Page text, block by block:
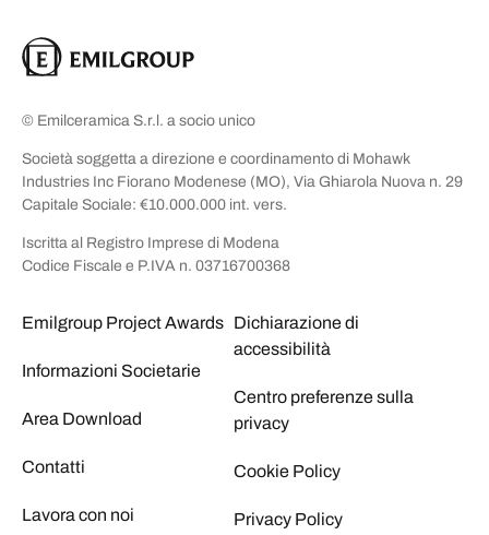
© Emilceramica S.r.l. a socio unico
Società soggetta a direzione e coordinamento di Mohawk
Industries Inc Fiorano Modenese (MO), Via Ghiarola Nuova n. 29
Capitale Sociale: €10.000.000 int. vers.
Iscritta al Registro Imprese di Modena
Codice Fiscale e P.IVA n. 03716700368
Emilgroup Project Awards
Informazioni Societarie
Area Download
Contatti
Lavora con noi
Dichiarazione di
accessibilità
Centro preferenze sulla
privacy
Cookie Policy
Privacy Policy